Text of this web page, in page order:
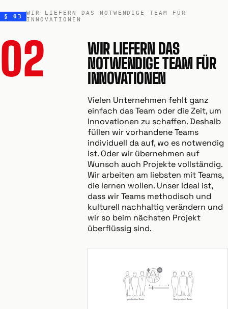
§ 03
WIR LIEFERN DAS NOTWENDIGE TEAM FÜR
INNOVATIONEN
02
WIR LIEFERN DAS
NOTWENDIGE TEAM FÜR
INNOVATIONEN
Vielen Unternehmen fehlt ganz
einfach das Team oder die Zeit, um
Innovationen zu schaffen. Deshalb
füllen wir vorhandene Teams
individuell da auf, wo es notwendig
ist. Oder wir übernehmen auf
Wunsch auch Projekte vollständig.
Wir arbeiten am liebsten mit Teams,
die lernen wollen. Unser Ideal ist,
dass wir Teams methodisch und
kulturell nachhaltig verändern und
wir so beim nächsten Projekt
überflüssig sind.